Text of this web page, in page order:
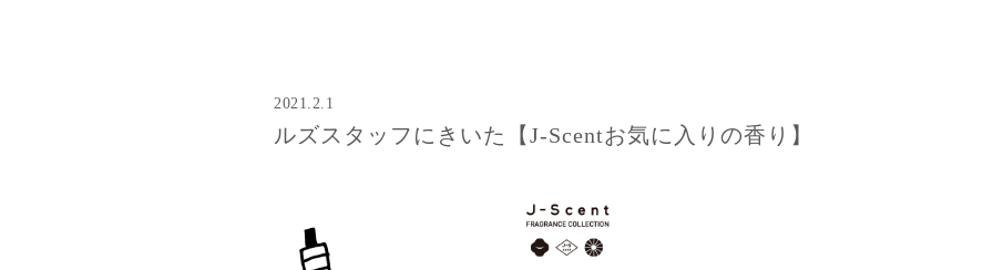
2021.2.1
ルズスタッフにきいた【J-Scentお気に入りの香り】